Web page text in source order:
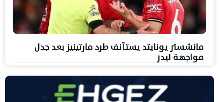
مانشستر يونايتد يستأنف طرد مارتينيز بعد جدل
مواجهة ليدز